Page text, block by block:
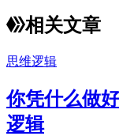
相关文章
思维逻辑
你凭什么做
逻辑